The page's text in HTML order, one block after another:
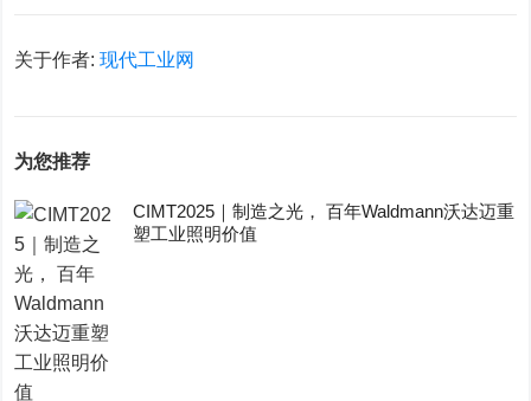
关于作者:现代工业网
为您推荐
CIMT2025｜制造之光， 百年Waldmann沃达迈重
塑工业照明价值